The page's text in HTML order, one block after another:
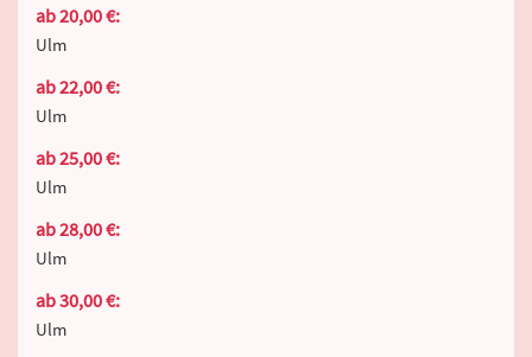
ab 20,00 €:
Ulm
ab 22,00 €:
Ulm
ab 25,00 €:
Ulm
ab 28,00 €:
Ulm
ab 30,00 €:
Ulm